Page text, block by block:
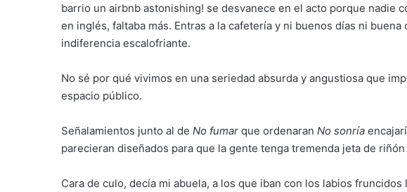
barrio un airbnb astonishing! se desvanece en el acto porque nadie
en inglés, faltaba más. Entras a la cafetería y ni buenos días ni buena
indiferencia escalofriante.
No sé por qué vivimos en una seriedad absurda y angustiosa que
espacio público.
Señalamientos junto al de No fumar que ordenaran No sonría
parecieran diseñados para que la gente tenga tremenda jeta de
Cara de culo, decía mi abuela, a los que iban con los labios